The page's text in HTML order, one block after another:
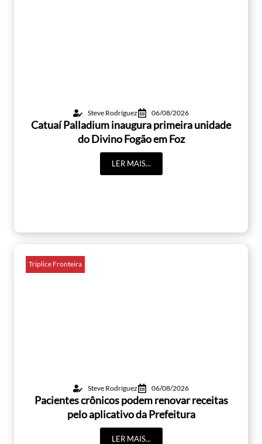
Steve Rodríguez 06/08/2026
Catuaí Palladium inaugura primeira unidade
do Divino Fogão em Foz
LER MAIS...
Tríplice Fronteira
Steve Rodríguez 06/08/2026
Pacientes crônicos podem renovar receitas
pelo aplicativo da Prefeitura
LER MAIS...